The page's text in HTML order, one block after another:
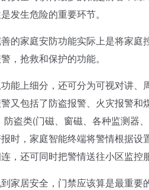
发生危险的重要环节。
家庭安防功能实际上是将家庭
，抢救和保护的功能。
上细分，还可分为可视对讲、
又包括了防盗报警、火灾报警
防盗类(门磁、窗磁、各种监测器
时，家庭智能终端将警情根据
，还可同时把警情送往小区监控
居安全，门禁应该算是最重要